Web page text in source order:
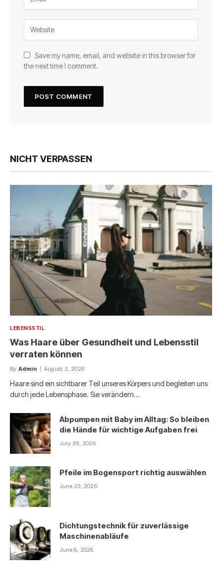
Save my name, email, and website in this browser for
the next time I comment.
NICHT VERPASSEN
LEBENSSTIL
Was Haare über Gesundheit und Lebensstil
verraten können
By Admin August 2, 2026
Haare sind ein sichtbarer Teil unseres Körpers und begleiten uns
durch jede Lebensphase. Sie verändern…
Abpumpen mit Baby im Alltag: So bleiben
die Hände für wichtige Aufgaben frei
July 29, 2026
Pfeile im Bogensport richtig auswählen
June 23, 2026
Dichtungstechnik für zuverlässige
Maschinenabläufe
June 8, 2026